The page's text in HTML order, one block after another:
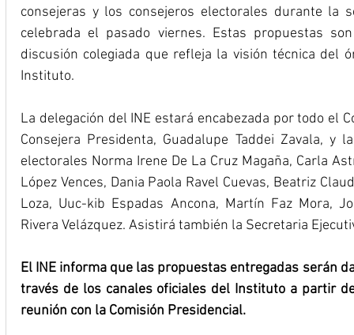
consejeras y los consejeros electorales durante la
celebrada el pasado viernes. Estas propuestas
discusión colegiada que refleja la visión técnica del
Instituto.
La delegación del INE estará encabezada por todo el
Consejera Presidenta, Guadalupe Taddei Zavala, y
electorales Norma Irene De La Cruz Magaña, Carla
López Vences, Dania Paola Ravel Cuevas, Beatriz
Loza, Uuc-kib Espadas Ancona, Martín Faz Mora,
Rivera Velázquez. Asistirá también la Secretaria
El INE informa que las propuestas entregadas serán
través de los canales oficiales del Instituto a partir
reunión con la Comisión Presidencial.